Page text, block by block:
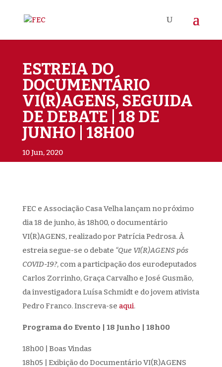
ESTREIA DO
DOCUMENTÁRIO
VI(R)AGENS, SEGUIDA
DE DEBATE | 18 DE
JUNHO | 18H00
10 Jun, 2020
FEC e Associação Casa Velha lançam no próximo
dia 18 de junho, às 18h00, o documentário
VI(R)AGENS, realizado por Patrícia Pedrosa. À
estreia segue-se o debate “Que VI(R)AGENS pós
COVID-19?, com a participação dos eurodeputados
Carlos Zorrinho, Graça Carvalho e José Gusmão,
da investigadora Luísa Schmidt e do jovem ativista
Pedro Franco. Inscreva-se aqui.
Programa do Evento | 18 Junho | 18h00
18h00 | Boas Vindas
18h05 | Exibição do Documentário VI(R)AGENS